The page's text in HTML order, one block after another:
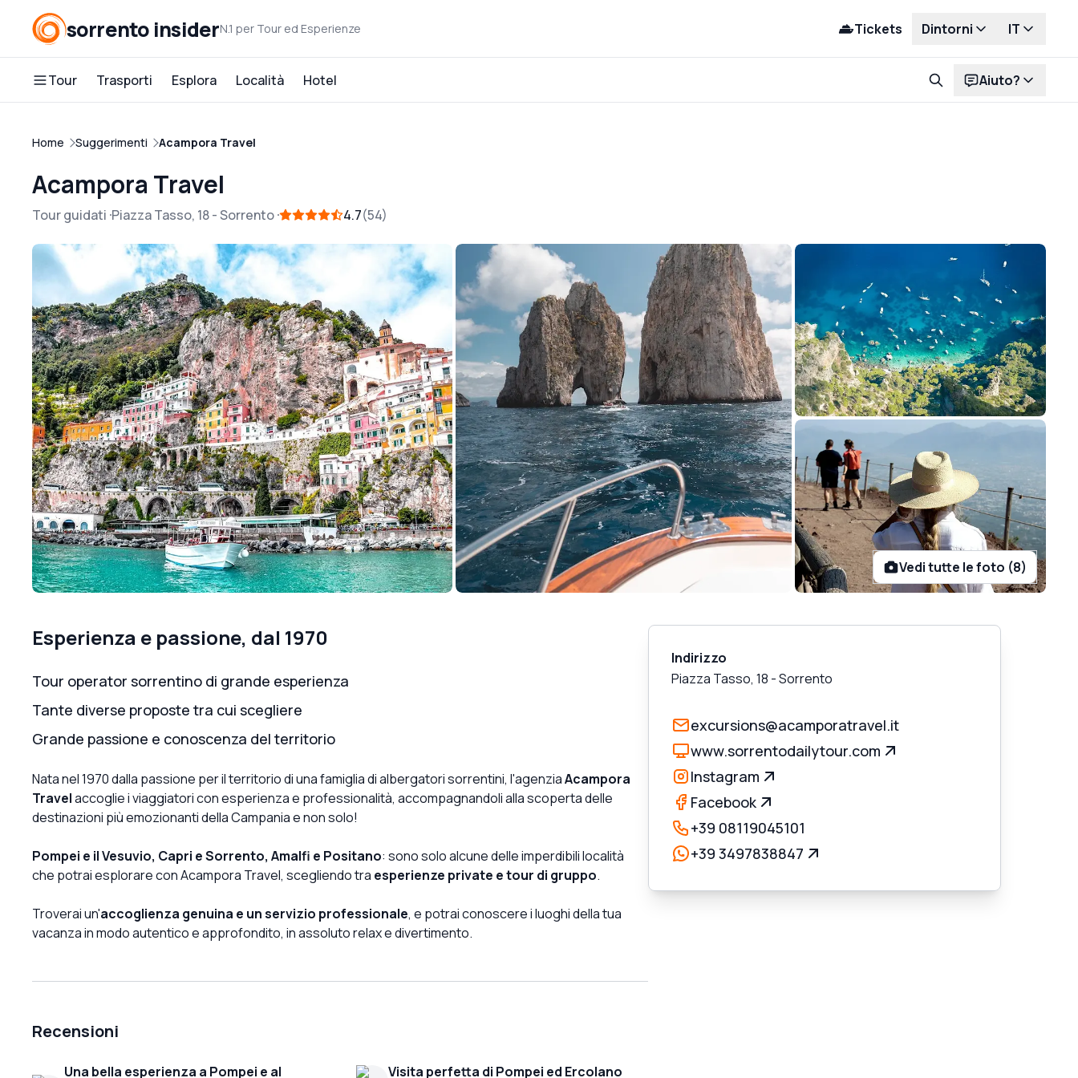
sorrento insiderN.1 per Tour ed Esperienze Tickets Dintorni IT
Tour Trasporti Esplora Località Hotel Aiuto?
Home Suggerimenti Acampora Travel
Acampora Travel
Tour guidati Piazza Tasso, 18-Sorrento 4.7 54
Vedi tutte le foto (8)
Esperienza e passione, dal 1970
Tour operator sorrentino di grande esperienza
Tante diverse proposte tra cui scegliere
Grande passione e conoscenza del territorio
Nata nel 1970 dalla passione per il territorio di una famiglia di albergatori sorrentini, l'agenziaAcampora
Travelaccoglie i viaggiatori con esperienza e professionalità, accompagnandoli alla scoperta delle
destinazioni più emozionanti della Campania e non solo!
Pompei e il Vesuvio, Capri e Sorrento, Amalfi e Positano: sono solo alcune delle imperdibili località
che potrai esplorare con Acampora Travel, scegliendo tra esperienze private e tour di gruppo.
Troverai un'accoglienza genuina e un servizio professionale, e potrai conoscere i luoghi della tua
vacanza in modo autentico e approfondito, in assoluto relax e divertimento.
Recensioni
Una bella esperienza a Pompei e al
Visita perfetta di Pompei ed Ercolano
Indirizzo
Piazza Tasso, 18 -Sorrento
excursions@acamporatravel.it
www.sorrentodailytour.com
Instagram
Facebook
+39 08119045101
+39 3497838847